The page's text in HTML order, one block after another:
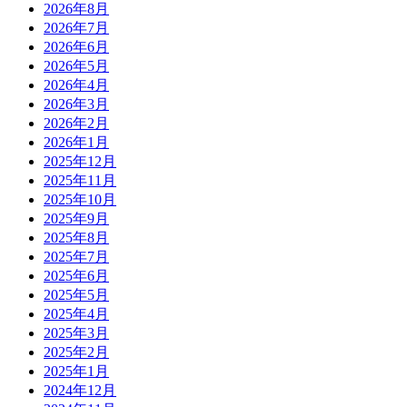
2026年8月
2026年7月
2026年6月
2026年5月
2026年4月
2026年3月
2026年2月
2026年1月
2025年12月
2025年11月
2025年10月
2025年9月
2025年8月
2025年7月
2025年6月
2025年5月
2025年4月
2025年3月
2025年2月
2025年1月
2024年12月